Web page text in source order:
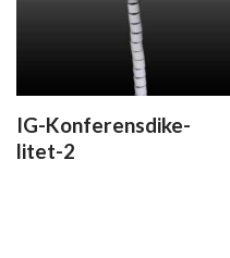
IG-Konferensdike-
litet-2